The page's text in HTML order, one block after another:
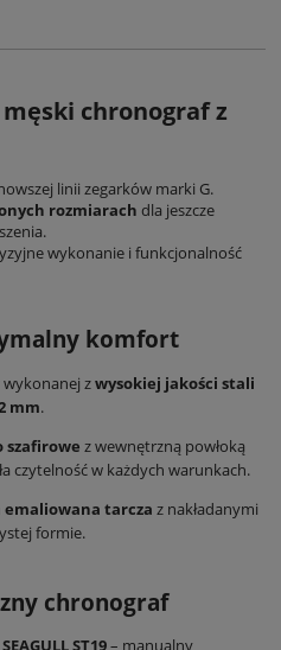
męski chronograf z
linii zegarków marki G.
rozmiarach dla jeszcze
wykonanie i funkcjonalność
komfort
zwysokiej jakości stali
mm.
szafirowe z wewnętrzną powłoką
czytelność w każdych warunkach.
emaliowana tarcza z nakładanymi
formie.
chronograf
ST19– manualny